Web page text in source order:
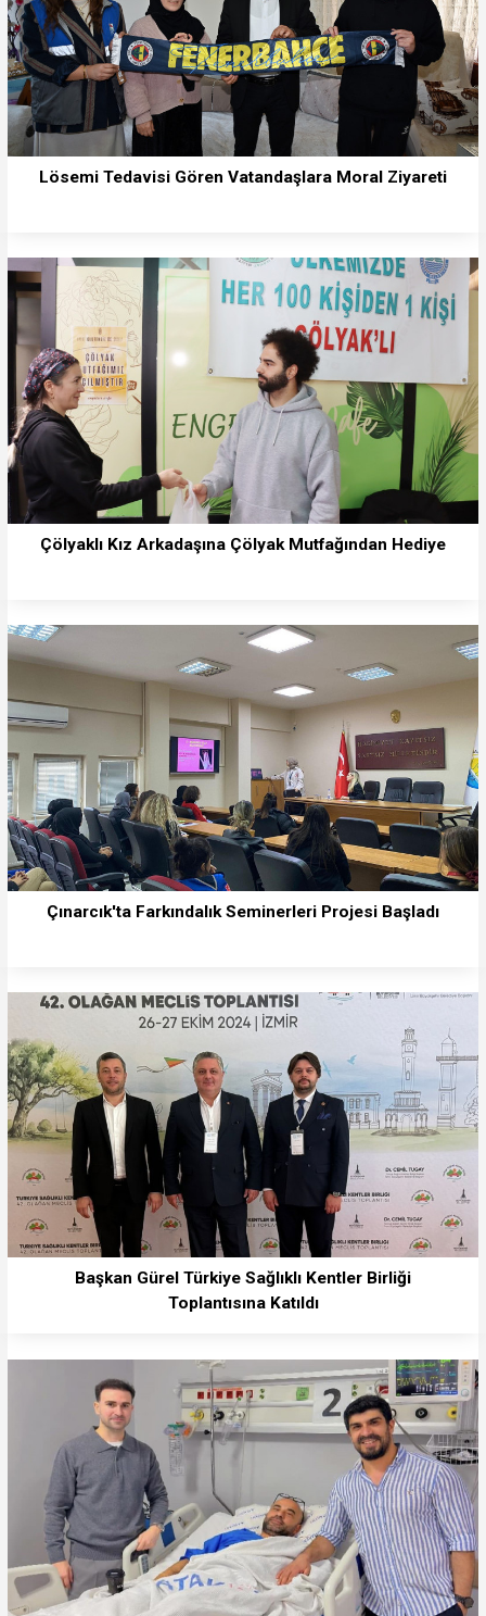
Lösemi Tedavisi Gören Vatandaşlara Moral Ziyareti
Çölyaklı Kız Arkadaşına Çölyak Mutfağından Hediye
Çınarcık'ta Farkındalık Seminerleri Projesi Başladı
Başkan Gürel Türkiye Sağlıklı Kentler Birliği
Toplantısına Katıldı